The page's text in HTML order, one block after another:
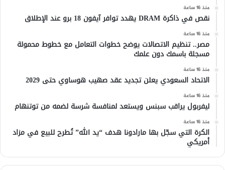
منذ 16 ساعة
نقص في ذاكرة DRAM يهدد توافر آيفون 18 برو عند الإطلاق
منذ 16 ساعة
مصر.. تنظيم الاتصالات يوضح خطوات التعامل مع خطوط محمولة
مسجلة باسمك دون علمك
منذ 16 ساعة
الاتحاد السعودي يعلن تجديد عقد صهيب هوساوي حتى 2029
منذ 16 ساعة
ليفربول يراقب سبنس ويستعد لمنافسة شرسة لضمه من توتنهام
منذ 16 ساعة
الكرة التي سجّل بها مارادونا هدف “يد الله” تُطرح للبيع في مزاد
أمريكي